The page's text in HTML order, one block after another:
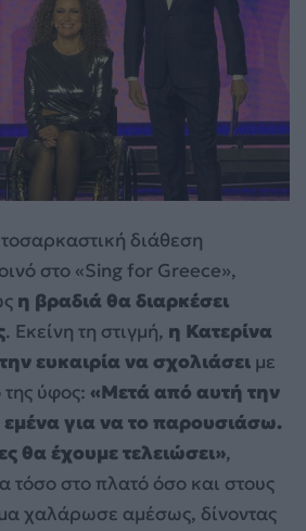
διάθεση
στο «Sing for Greece»,
η βραδιά θα διαρκέσει
. Εκείνη τη στιγμή, η Κατερίνα
ευκαιρία να σχολιάσει με
ύφος: «Μετά από αυτή την
για να το παρουσιάσω.
θα έχουμε τελειώσει»,
τόσο στο πλατό όσο και στους
χαλάρωσε αμέσως, δίνοντας